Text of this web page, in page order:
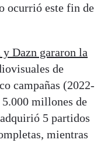
ocurrió este fin de
Dazn gararon la
de
campañas (2022-
millones de
5 partidos
mientras